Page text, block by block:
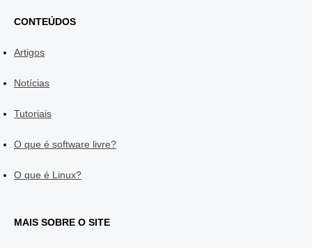
CONTEÚDOS
Artigos
Notícias
Tutoriais
O que é software livre?
O que é Linux?
MAIS SOBRE O SITE